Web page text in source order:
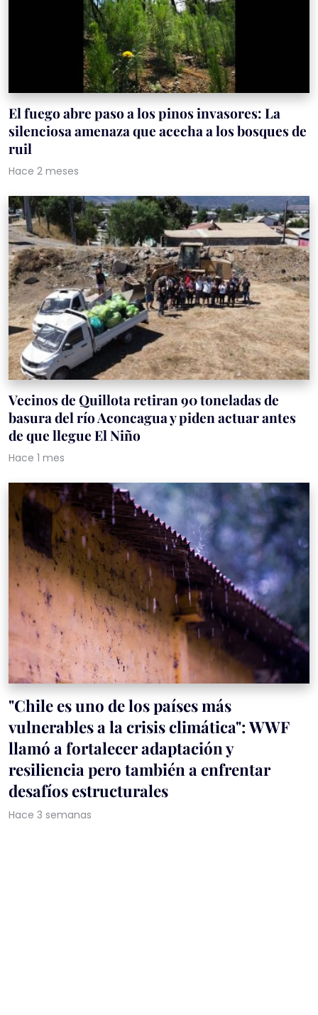
El fuego abre paso a los pinos invasores: La
silenciosa amenaza que acecha a los bosques de
ruil
Hace 2 meses
Vecinos de Quillota retiran 90 toneladas de
basura del río Aconcagua y piden actuar antes
de que llegue El Niño
Hace 1 mes
"Chile es uno de los países más
vulnerables a la crisis climática": WWF
llamó a fortalecer adaptación y
resiliencia pero también a enfrentar
desafíos estructurales
Hace 3 semanas